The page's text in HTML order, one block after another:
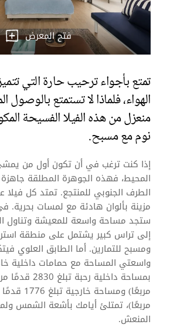
فتح المعرض
تمتع بأجواء ترحيب حارة التي
الهواء، فلماذا لا تستمتع
منعزل من هذه الفيلا الفسيحة
نوم مع مسبح.
إذا كنت ترغب في أن تكون أول من
المحيط، فهذه الجوهرة المطلقة
الطرف الجنوبي للمنتجع. تمتد كل
مزينة بألوان هادئة مع لمسات بحرية.
ستجد مساحة واسعة للمعيشة وتناول
إلى تراس كبير يشتمل على منطقة
ومسبح للتمارين. أما الطابق العلوي
واسعتي المساحة مع حمامات داخلية
مربعًا)، تمتلئ أيامك بأشعة الشمس
المنعش.